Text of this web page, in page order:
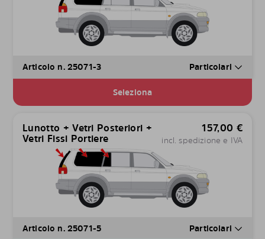
Articolo n. 25071-3 Particolari
Seleziona
Lunotto + Vetri Posteriori +
Vetri Fissi Portiere
157,00 €
incl. spedizione e IVA
Articolo n. 25071-5 Particolari